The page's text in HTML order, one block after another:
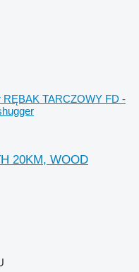
RĘBAK TARCZOWY FD -
20KM, WOOD